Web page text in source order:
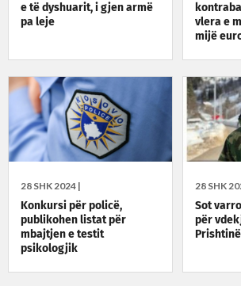
e të dyshuarit, i gjen armë
pa leje
vlera e
mijë
28 SHK 2024 |
Konkursi për policë,
publikohen listat për
mbajtjen e testit
psikologjik
28 SHK
Sot
për
Prishtinë